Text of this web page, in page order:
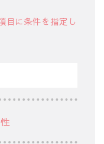
目に条件を指定し